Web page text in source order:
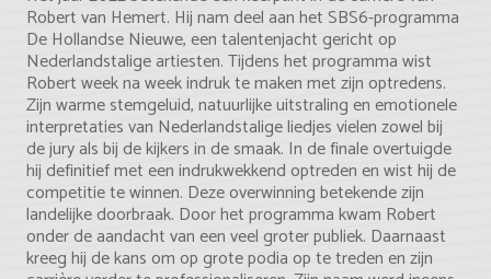
Robert van Hemert. Hij nam deel aan het SBS6-programma
De Hollandse Nieuwe, een talentenjacht gericht op
Nederlandstalige artiesten. Tijdens het programma wist
Robert week na week indruk te maken met zijn optredens.
Zijn warme stemgeluid, natuurlijke uitstraling en emotionele
interpretaties van Nederlandstalige liedjes vielen zowel bij
de jury als bij de kijkers in de smaak. In de finale overtuigde
hij definitief met een indrukwekkend optreden en wist hij de
competitie te winnen. Deze overwinning betekende zijn
landelijke doorbraak. Door het programma kwam Robert
onder de aandacht van een veel groter publiek. Daarnaast
kreeg hij de kans om op grote podia op te treden en zijn